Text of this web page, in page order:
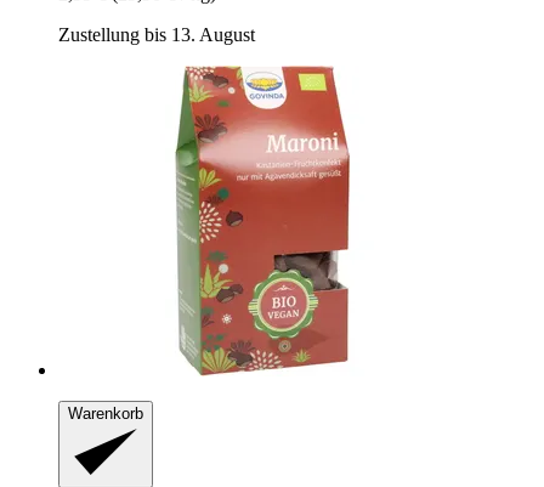
Zustellung bis 13. August
Warenkorb